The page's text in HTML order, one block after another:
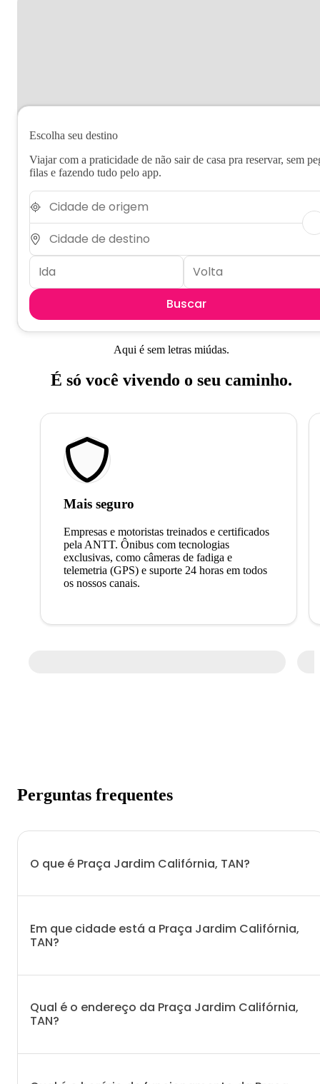
Escolha seu destino
Viajar com a praticidade de não sair de casa pra reservar, sem
filas e fazendo tudo pelo app.
Buscar
Aqui é sem letras miúdas.
É só você vivendo o seu caminho.
Mais seguro
Empresas e motoristas treinados e certificados
pela ANTT. Ônibus com tecnologias
exclusivas, como câmeras de fadiga e
telemetria (GPS) e suporte 24 horas em todos
os nossos canais.
Perguntas frequentes
O que é Praça Jardim Califórnia, TAN?
Em que cidade está a Praça Jardim Califórnia,
TAN?
Qual é o endereço da Praça Jardim Califórnia,
TAN?